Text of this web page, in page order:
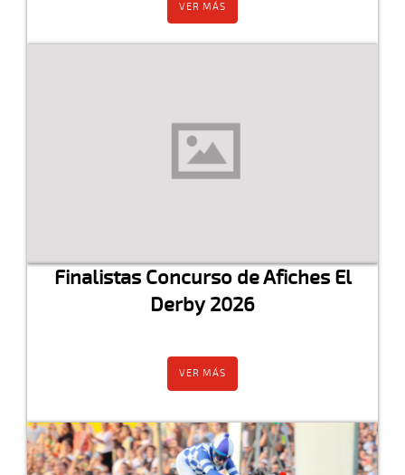
VER MÁS
Finalistas Concurso de Afiches El
Derby 2026
VER MÁS